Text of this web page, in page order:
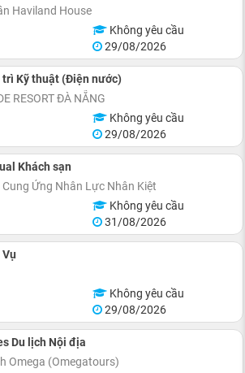
Haviland House
Không yêu cầu
29/08/2026
trì Kỹ thuật (Điện nước)
RESORT ĐÀ NẴNG
Không yêu cầu
29/08/2026
Khách sạn
Cung Ứng Nhân Lực Nhân Kiệt
Không yêu cầu
31/08/2026
Không yêu cầu
29/08/2026
Du lịch Nội địa
Omega (Omegatours)